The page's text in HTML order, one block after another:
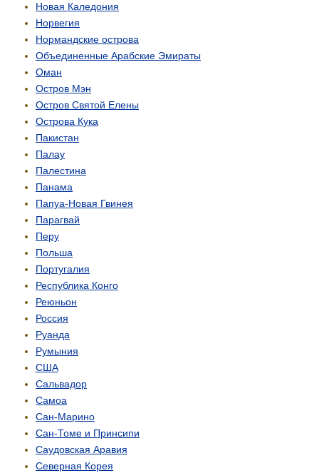
Новая Каледония
Норвегия
Нормандские острова
Объединенные Арабские Эмираты
Оман
Остров Мэн
Остров Святой Елены
Острова Кука
Пакистан
Палау
Палестина
Панама
Папуа-Новая Гвинея
Парагвай
Перу
Польша
Португалия
Республика Конго
Реюньон
Россия
Руанда
Румыния
США
Сальвадор
Самоа
Сан-Марино
Сан-Томе и Принсипи
Саудовская Аравия
Северная Корея